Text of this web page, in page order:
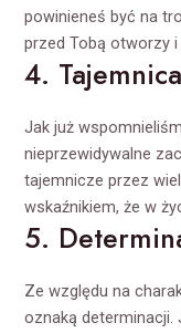
powinieneś być na
przed Tobą otworzy
4. Tajemnica
Jak już
nieprzewidywalne
tajemnicze przez
wskaźnikiem, że w
5.
Ze względu na
oznaką determinacji.